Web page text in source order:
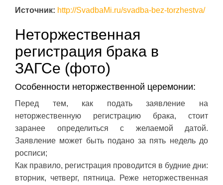
Источник: http://SvadbaMi.ru/svadba-bez-torzhestva/
Неторжественная
регистрация брака в
ЗАГСе (фото)
Особенности неторжественной церемонии:
Перед тем, как подать заявление на
неторжественную регистрацию брака, стоит
заранее определиться с желаемой датой.
Заявление может быть подано за пять недель до
росписи;
Как правило, регистрация проводится в будние дни:
вторник, четверг, пятница. Реже неторжественная